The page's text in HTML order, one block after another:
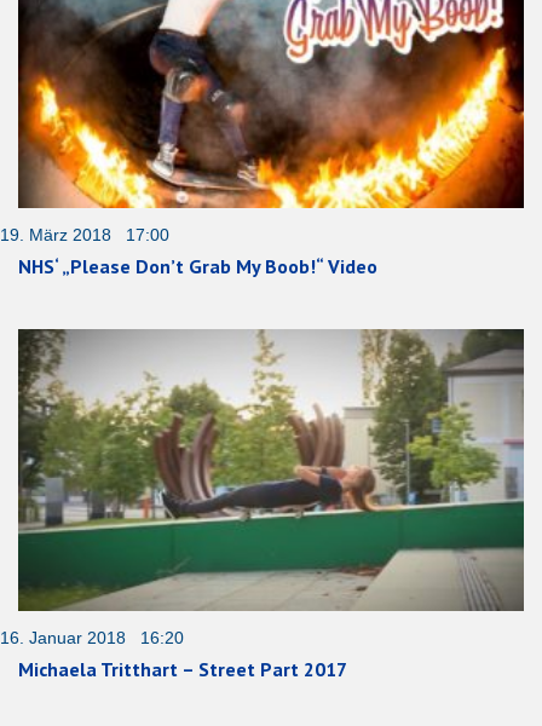
19. März 2018 17:00
NHS‘ „Please Don’t Grab My Boob!“ Video
16. Januar 2018 16:20
Michaela Tritthart – Street Part 2017